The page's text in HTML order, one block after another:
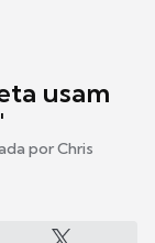
usam
por Chris